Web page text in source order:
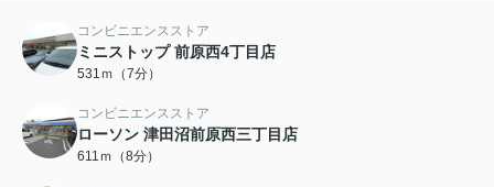
コンビニエンスストア
ミニストップ 前原西4丁目店
531ｍ（7分）
コンビニエンスストア
ローソン 津田沼前原西三丁目店
611ｍ（8分）